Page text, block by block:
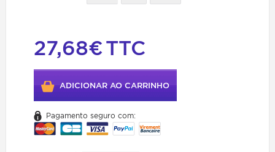
27,68€TTC
ADICIONAR AO CARRINHO
Pagamento seguro com: